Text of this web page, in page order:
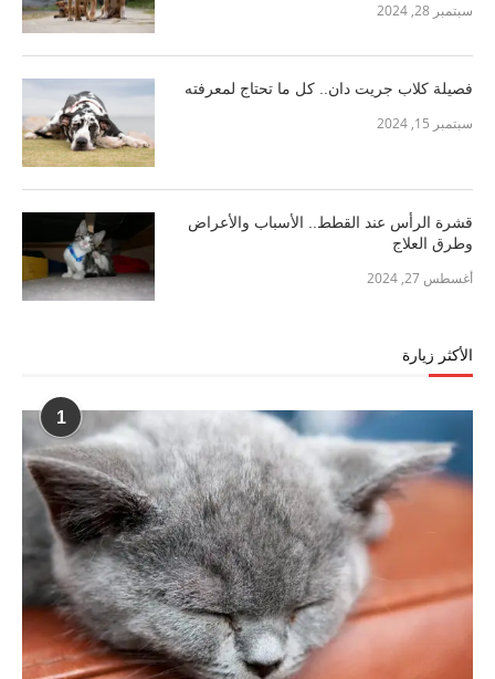
سبتمبر 28, 2024
فصيلة كلاب جريت دان.. كل ما تحتاج لمعرفته
سبتمبر 15, 2024
قشرة الرأس عند القطط.. الأسباب والأعراض
وطرق العلاج
أغسطس 27, 2024
الأكثر زيارة
1